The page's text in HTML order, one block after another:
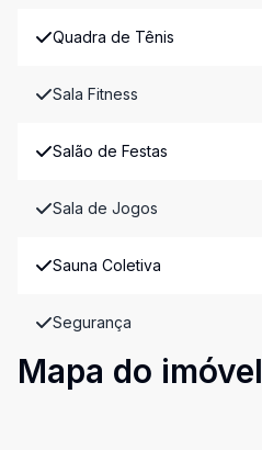
Quadra de Tênis
Sala Fitness
Salão de Festas
Sala de Jogos
Sauna Coletiva
Segurança
Mapa do imóvel